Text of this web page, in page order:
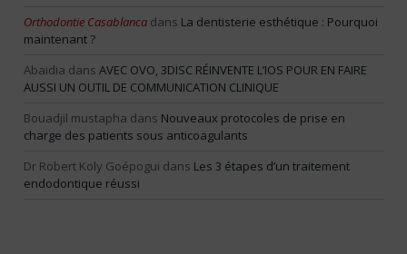
Orthodontie Casablanca dans La dentisterie esthétique : Pourquoi
maintenant ?
Abaidia dans AVEC OVO, 3DISC RÉINVENTE L’IOS POUR EN FAIRE
AUSSI UN OUTIL DE COMMUNICATION CLINIQUE
Bouadjil mustapha dans Nouveaux protocoles de prise en
charge des patients sous anticoagulants
Dr Robert Koly Goépogui dans Les 3 étapes d’un traitement
endodontique réussi